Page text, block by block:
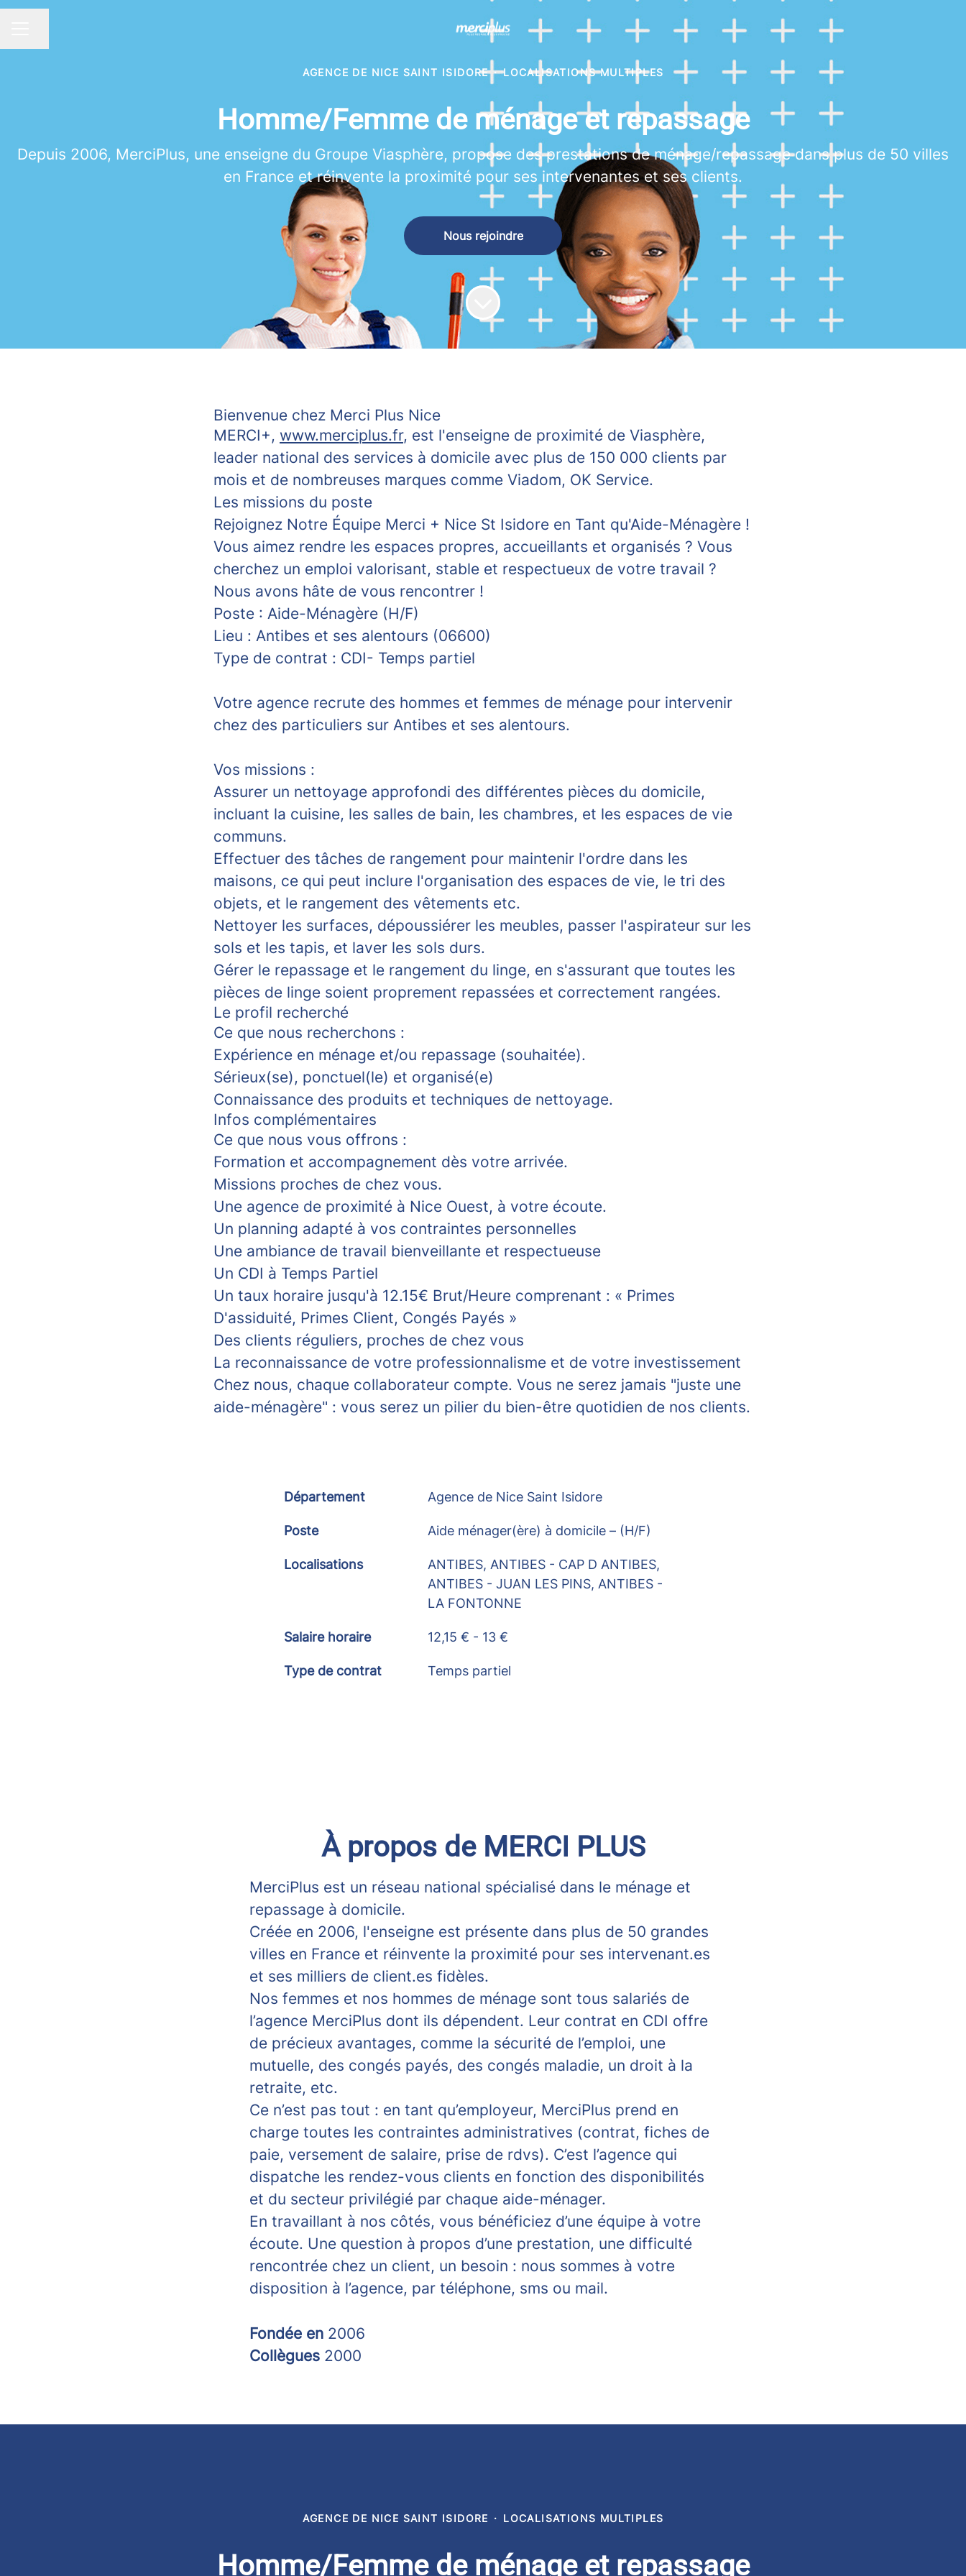
AGENCE DE NICE SAINT ISIDORE · LOCALISATIONS MULTIPLES
Homme/Femme de ménage et repassage
Depuis 2006, MerciPlus, une enseigne du Groupe Viasphère, propose des prestations de ménage/repassage dans plus de 50 villes
en France et réinvente la proximité pour ses intervenantes et ses clients.
Nous rejoindre
Bienvenue chez Merci Plus Nice
MERCI+, www.merciplus.fr, est l'enseigne de proximité de Viasphère,
leader national des services à domicile avec plus de 150 000 clients par
mois et de nombreuses marques comme Viadom, OK Service.
Les missions du poste
Rejoignez Notre Équipe Merci + Nice St Isidore en Tant qu'Aide-Ménagère !
Vous aimez rendre les espaces propres, accueillants et organisés ? Vous
cherchez un emploi valorisant, stable et respectueux de votre travail ?
Nous avons hâte de vous rencontrer !
Poste : Aide-Ménagère (H/F)
Lieu : Antibes et ses alentours (06600)
Type de contrat : CDI- Temps partiel
Votre agence recrute des hommes et femmes de ménage pour intervenir
chez des particuliers sur Antibes et ses alentours.
Vos missions :
Assurer un nettoyage approfondi des différentes pièces du domicile,
incluant la cuisine, les salles de bain, les chambres, et les espaces de vie
communs.
Effectuer des tâches de rangement pour maintenir l'ordre dans les
maisons, ce qui peut inclure l'organisation des espaces de vie, le tri des
objets, et le rangement des vêtements etc.
Nettoyer les surfaces, dépoussiérer les meubles, passer l'aspirateur sur les
sols et les tapis, et laver les sols durs.
Gérer le repassage et le rangement du linge, en s'assurant que toutes les
pièces de linge soient proprement repassées et correctement rangées.
Le profil recherché
Ce que nous recherchons :
Expérience en ménage et/ou repassage (souhaitée).
Sérieux(se), ponctuel(le) et organisé(e)
Connaissance des produits et techniques de nettoyage.
Infos complémentaires
Ce que nous vous offrons :
Formation et accompagnement dès votre arrivée.
Missions proches de chez vous.
Une agence de proximité à Nice Ouest, à votre écoute.
Un planning adapté à vos contraintes personnelles
Une ambiance de travail bienveillante et respectueuse
Un CDI à Temps Partiel
Un taux horaire jusqu'à 12.15€ Brut/Heure comprenant : « Primes
D'assiduité, Primes Client, Congés Payés »
Des clients réguliers, proches de chez vous
La reconnaissance de votre professionnalisme et de votre investissement
Chez nous, chaque collaborateur compte. Vous ne serez jamais "juste une
aide-ménagère" : vous serez un pilier du bien-être quotidien de nos clients.
Département Agence de Nice Saint Isidore
Poste Aide ménager(ère) à domicile – (H/F)
Localisations
ANTIBES, ANTIBES - CAP D ANTIBES,
ANTIBES - JUAN LES PINS, ANTIBES -
LA FONTONNE
Salaire horaire 12,15 € - 13 €
Type de contrat Temps partiel
À propos de MERCI PLUS
MerciPlus est un réseau national spécialisé dans le ménage et
repassage à domicile.
Créée en 2006, l'enseigne est présente dans plus de 50 grandes
villes en France et réinvente la proximité pour ses intervenant.es
et ses milliers de client.es fidèles.
Nos femmes et nos hommes de ménage sont tous salariés de
l’agence MerciPlus dont ils dépendent. Leur contrat en CDI offre
de précieux avantages, comme la sécurité de l’emploi, une
mutuelle, des congés payés, des congés maladie, un droit à la
retraite, etc.
Ce n’est pas tout : en tant qu’employeur, MerciPlus prend en
charge toutes les contraintes administratives (contrat, fiches de
paie, versement de salaire, prise de rdvs). C’est l’agence qui
dispatche les rendez-vous clients en fonction des disponibilités
et du secteur privilégié par chaque aide-ménager.
En travaillant à nos côtés, vous bénéficiez d’une équipe à votre
écoute. Une question à propos d’une prestation, une difficulté
rencontrée chez un client, un besoin : nous sommes à votre
disposition à l’agence, par téléphone, sms ou mail.
Fondée en 2006
Collègues 2000
AGENCE DE NICE SAINT ISIDORE · LOCALISATIONS MULTIPLES
Homme/Femme de ménage et repassage